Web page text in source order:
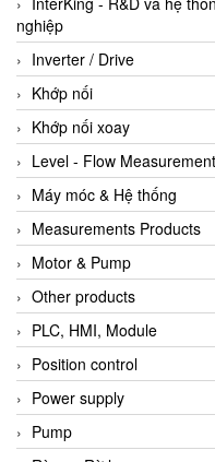
nghiệp
Inverter / Drive
Khớp nối
Khớp nối xoay
Level - Flow Measurement
Máy móc & Hệ thống
Measurements Products
Motor & Pump
Other products
PLC, HMI, Module
Position control
Power supply
Pump